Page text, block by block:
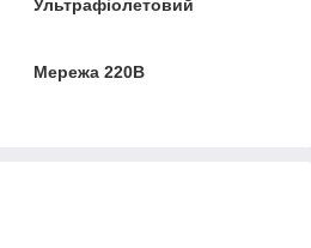
Ультрафіолетовий
Мережа 220В